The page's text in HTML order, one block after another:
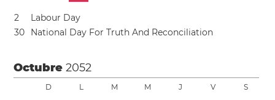
2
Labour Day
30 National Day For Truth And Reconciliation
Octubre2052
D L M M J V S